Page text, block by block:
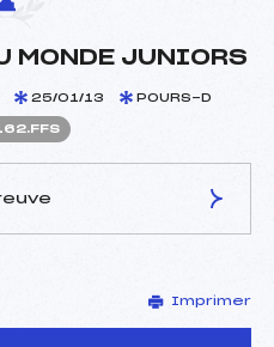
MONDE JUNIORS
25/01/13 POURS-D
–
–
Imprimer